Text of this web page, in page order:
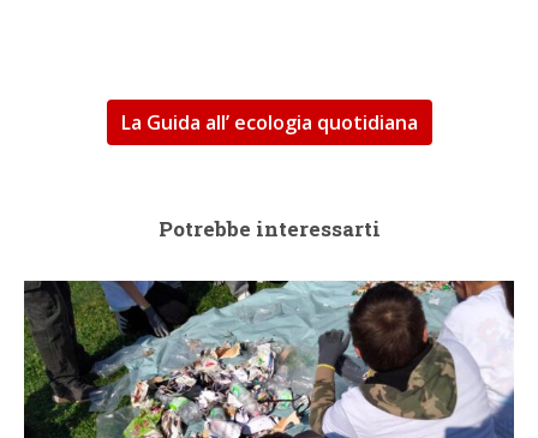
La Guida all’ ecologia quotidiana
Potrebbe interessarti